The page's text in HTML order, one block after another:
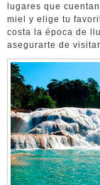
lugares que
miel y elige tu
costa la época de
asegurarte de